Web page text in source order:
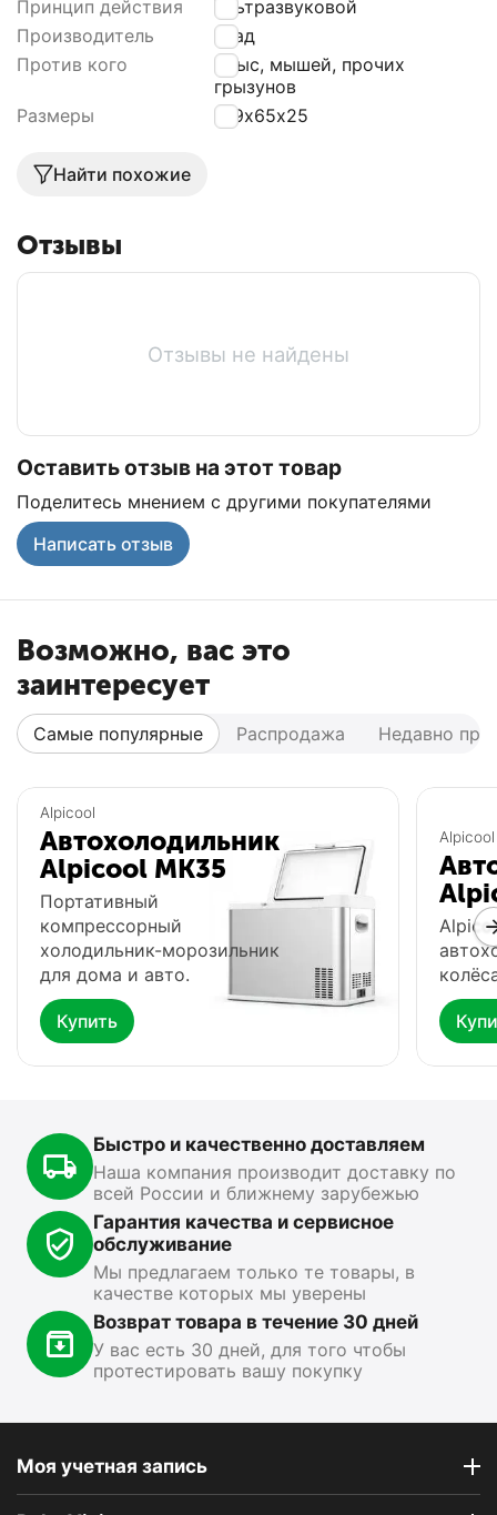
Принцип действия
Ультразвуковой
Производитель
Град
Против кого
Крыс, мышей, прочих
грызунов
Размеры
109х65х25
Найти похожие
Отзывы
Отзывы не найдены
Оставить отзыв на этот товар
Поделитесь мнением с другими покупателями
Написать отзыв
Возможно, вас это
заинтересует
Самые популярные Распродажа Недавно
Популярный
Автохолодильник
15 499 00 ₽
Популярный
13 89000 ₽
Показать ещё
Alpicool
Автохолодильник
Alpicool MK35
Портативный
компрессорный
холодильник-морозильник
для дома и авто.
Купить
Alpicool
Быстро и качественно доставляем
Наша компания производит доставку по
всей России и ближнему зарубежью
Гарантия качества и сервисное
обслуживание
Мы предлагаем только те товары, в
качестве которых мы уверены
Возврат товара в течение 30 дней
У вас есть 30 дней, для того чтобы
протестировать вашу покупку
Моя учетная запись